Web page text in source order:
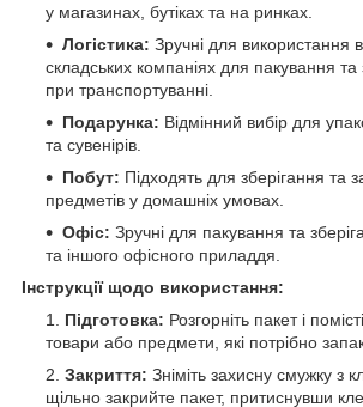
у магазинах, бутіках та на ринках.
Логістика: Зручні для використання в
складських компаніях для пакування та
при транспортуванні.
Подарунка: Відмінний вибір для
та сувенірів.
Побут: Підходять для зберігання та
предметів у домашніх умовах.
Офіс: Зручні для пакування та
та іншого офісного приладдя.
Інструкції щодо використання:
Підготовка: Розгорніть пакет і
товари або предмети, які потрібно
Закриття: Зніміть захисну смужку з
щільно закрийте пакет, притиснувши